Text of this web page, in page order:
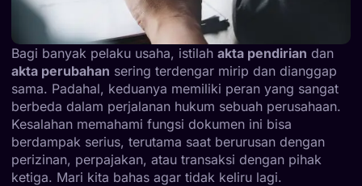
Bagi banyak pelaku usaha, istilah akta pendirian dan
akta perubahan sering terdengar mirip dan dianggap
sama. Padahal, keduanya memiliki peran yang sangat
berbeda dalam perjalanan hukum sebuah perusahaan.
Kesalahan memahami fungsi dokumen ini bisa
berdampak serius, terutama saat berurusan dengan
perizinan, perpajakan, atau transaksi dengan pihak
ketiga. Mari kita bahas agar tidak keliru lagi.